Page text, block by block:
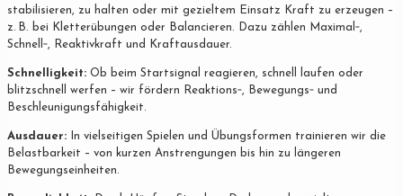
stabilisieren, zu halten oder mit gezieltem Einsatz Kraft zu erzeugen –
z. B. bei Kletterübungen oder Balancieren. Dazu zählen Maximal‐,
Schnell‐, Reaktivkraft und Kraftausdauer.
Schnelligkeit: Ob beim Startsignal reagieren, schnell laufen oder
blitzschnell werfen – wir fördern Reaktions‐, Bewegungs‐ und
Beschleunigungsfähigkeit.
Ausdauer: In vielseitigen Spielen und Übungsformen trainieren wir die
Belastbarkeit – von kurzen Anstrengungen bis hin zu längeren
Bewegungseinheiten.